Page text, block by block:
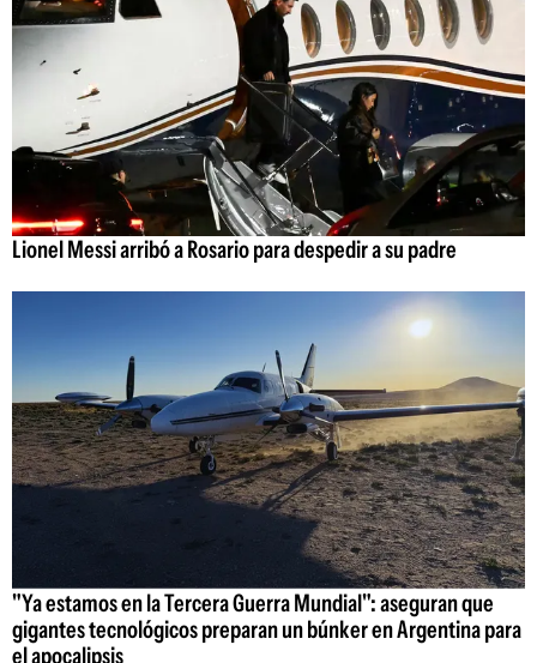
Lionel Messi arribó a Rosario para despedir a su padre
"Ya estamos en la Tercera Guerra Mundial": aseguran que
gigantes tecnológicos preparan un búnker en Argentina para
el apocalipsis